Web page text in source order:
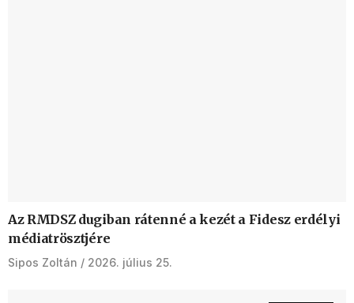
Az RMDSZ dugiban rátenné a kezét a Fidesz erdélyi
médiatrösztjére
Sipos Zoltán 2026. július 25.